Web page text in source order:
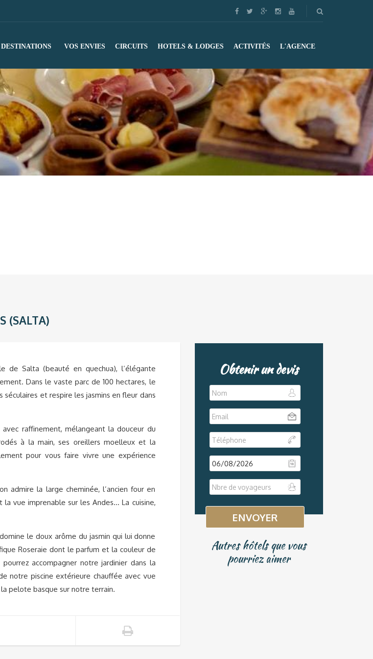
VOS ENVIES CIRCUITS HOTELS & LODGES ACTIVITÉS L'AGENCE
(SALTA)
de Salta (beauté en quechua), l’élégante
Dans le vaste parc de 100 hectares, le
et respire les jasmins en fleur dans
raffinement, mélangeant la douceur du
à la main, ses oreillers moelleux et la
pour vous faire vivre une expérience
admire la large cheminée, l’ancien four en
vue imprenable sur les Andes… La cuisine,
le doux arôme du jasmin qui lui donne
Roseraie dont le parfum et la couleur de
accompagner notre jardinier dans la
notre piscine extérieure chauffée avec vue
pelote basque sur notre terrain.
Obtenir un devis
DD
slash
MM
Autres hôtels que vous
pourriez aimer